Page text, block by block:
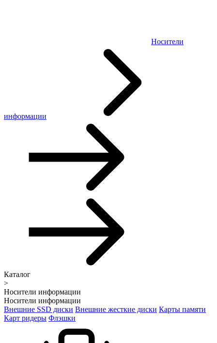
Носители
информации
Каталог
>
Носители информации
Носители информации
Внешние SSD диски Внешние жесткие диски Карты памяти
Карт ридеры Флэшки